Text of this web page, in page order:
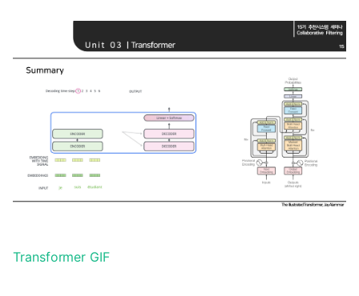
Transformer GIF